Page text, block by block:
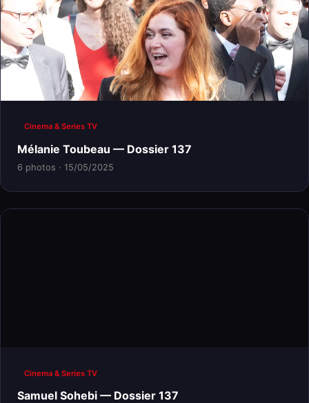
Cinema & Series TV
Mélanie Toubeau — Dossier 137
6 photos · 15/05/2025
Cinema & Series TV
Samuel Sohebi — Dossier 137